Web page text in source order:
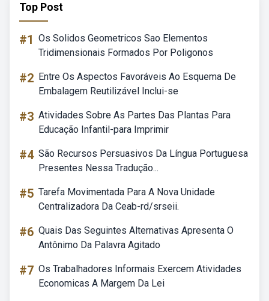
Top Post
#1 Os Solidos Geometricos Sao Elementos
Tridimensionais Formados Por Poligonos
#2 Entre Os Aspectos Favoráveis Ao Esquema De
Embalagem Reutilizável Inclui-se
#3 Atividades Sobre As Partes Das Plantas Para
Educação Infantil-para Imprimir
#4 São Recursos Persuasivos Da Língua Portuguesa
Presentes Nessa Tradução...
#5 Tarefa Movimentada Para A Nova Unidade
Centralizadora Da Ceab-rd/srseii.
#6 Quais Das Seguintes Alternativas Apresenta O
Antônimo Da Palavra Agitado
#7 Os Trabalhadores Informais Exercem Atividades
Economicas A Margem Da Lei